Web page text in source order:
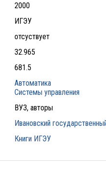
2000
ИГЭУ
отсуствует
32.965
681.5
Автоматика
Системы управления
ВУЗ, авторы
Ивановский
Книги ИГЭУ